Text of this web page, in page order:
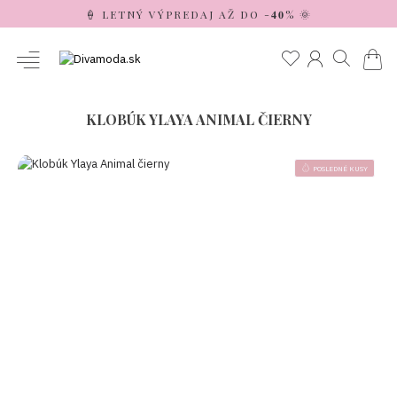
🍦 LETNÝ VÝPREDAJ AŽ DO -𝟒𝟎% 🌞
KLOBÚK YLAYA ANIMAL ČIERNY
POSLEDNÉ KUSY